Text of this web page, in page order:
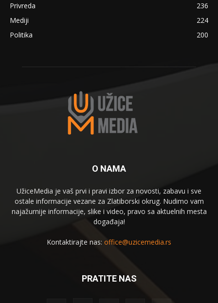
Privreda
236
Mediji
224
Politika
200
O NAMA
UžiceMedia je vaš prvi i pravi izbor za novosti, zabavu i sve
ostale informacije vezane za Zlatiborski okrug. Nudimo vam
najažurnije informacije, slike i video, pravo sa aktuelnih mesta
događaja!
Kontaktirajte nas: office@uzicemedia.rs
PRATITE NAS